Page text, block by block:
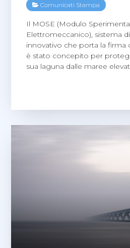
Comunicati Stampa
Il MOSE (Modulo
Elettromeccanico), sistema
innovativo che porta la firma
è stato concepito per
sua laguna dalle maree